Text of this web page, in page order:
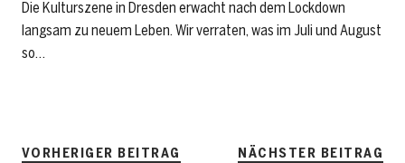
Die Kulturszene in Dresden erwacht nach dem Lockdown
langsam zu neuem Leben. Wir verraten, was im Juli und August
so…
VORHERIGER BEITRAG NÄCHSTER BEITRAG